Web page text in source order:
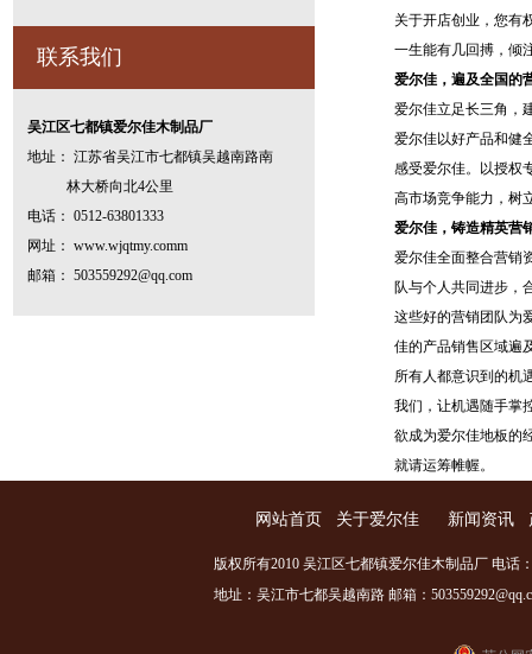
联系我们
吴江区七都镇爱尔佳木制品厂
地址： 江苏省吴江市七都镇吴越南路南
林大桥向北4公里
电话： 0512-63801333
网址： www.wjqtmy.comm
邮箱： 503559292@qq.com
关于开店创业，您有
一生能有几回搏，倾
爱尔佳，遍及全国的
爱尔佳立足长三角，
爱尔佳以好产品和健
感受爱尔佳。以授权
高市场竞争能力，树
爱尔佳，铸造精英营
爱尔佳全面整合营销
队与个人共同进步，
这些好的营销团队为
佳的产品销售区域遍
所有人都意识到的机
我们，让机遇随手掌
欲成为爱尔佳地板的
就请运筹帷幄。
网站首页 关于爱尔佳 新闻资讯
版权所有2010 吴江区七都镇爱尔佳木制品厂 电话
地址：吴江市七都吴越南路 邮箱：